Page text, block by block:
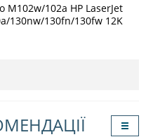
M102w/102a HP LaserJet
130nw/130fn/130fw 12K